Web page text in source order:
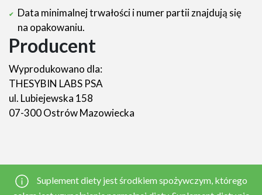
Data minimalnej trwałości i numer partii znajdują się
na opakowaniu.
Producent
Wyprodukowano dla:
THESYBIN LABS PSA
ul. Lubiejewska 158
07-300 Ostrów Mazowiecka
Suplement diety jest środkiem spożywczym, którego